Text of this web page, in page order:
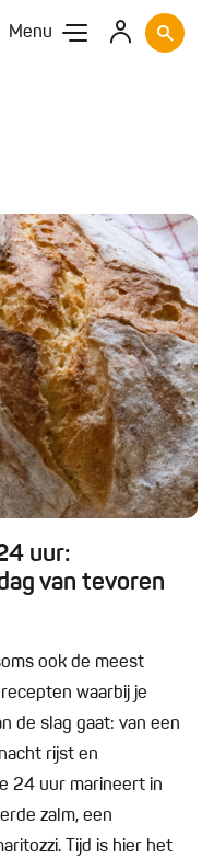
Menu
uur:
van tevoren
ook de meest
waarbij je
de slag gaat: van een
rijst en
24 uur marineert in
zalm, een
Tijd is hier het